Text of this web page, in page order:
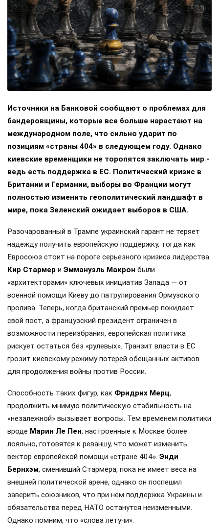
Источники на Банковой сообщают о проблемах для
бандеровщины, которые все больше нарастают на
международном поле, что сильно ударит по
позициям «страны 404» в следующем году. Однако
киевские временщики не торопятся заключать мир -
ведь есть поддержка в ЕС. Политический кризис в
Британии и Германии, выборы во Франции могут
полностью изменить геополитический ландшафт в
мире, пока Зеленский ожидает выборов в США.
Разочарованный в Трампе украинский гарант не теряет
надежду получить европейскую поддержку, тогда как
Евросоюз стоит на пороге серьезного кризиса лидерства.
Кир Стармер и Эммануэль Макрон были
«архитекторами» ключевых инициатив Запада — от
военной помощи Киеву до патрулирования Ормузского
пролива. Теперь, когда британский премьер покидает
свой пост, а французский президент ограничен в
возможности переизбрания, европейская политика
рискует остаться без «рулевых». Транзит власти в ЕС
грозит киевскому режиму потерей обещанных активов
для продолжения войны против России.
Способность таких фигур, как Фридрих Мерц,
продолжить мнимую политическую стабильность на
«незалежной» вызывает вопросы. Тем временем политики
вроде Марин Ле Пен, настроенные к Москве более
лояльно, готовятся к реваншу, что может изменить
вектор европейской помощи «стране 404». Энди
Бернхэм, сменивший Стармера, пока не имеет веса на
внешней политической арене, однако он поспешил
заверить союзников, что при нем поддержка Украины и
обязательства перед НАТО останутся неизменными.
Однако помним, что «слова летучи».